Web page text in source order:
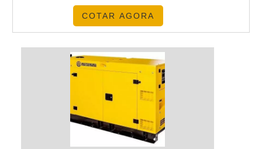
preços competitivos, com serviços de qualidade
e atendimento personalizado. Não perca tempo
e entre em contato conosco para saber mais
sobre nossos serviços de aluguel de gerador de
energia preço.
COTAR AGORA